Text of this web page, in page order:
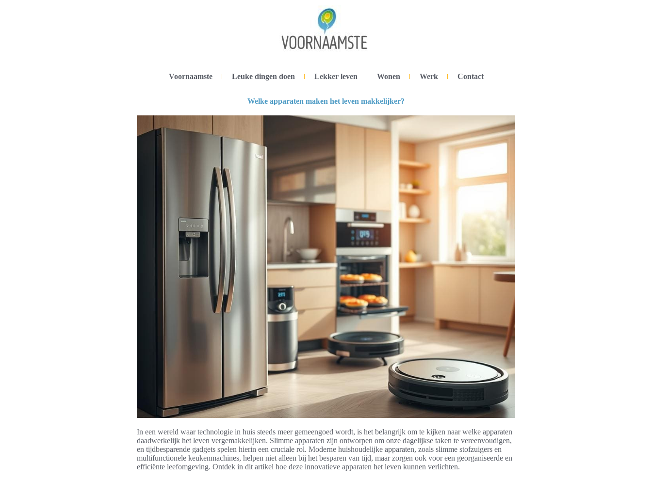
Voornaamste Leuke dingen doen Lekker leven Wonen Werk Contact
Welke apparaten maken het leven makkelijker?
In een wereld waar technologie in huis steeds meer gemeengoed wordt, is het belangrijk om te kijken naar welke apparaten
daadwerkelijk het leven vergemakkelijken. Slimme apparaten zijn ontworpen om onze dagelijkse taken te vereenvoudigen,
en tijdbesparende gadgets spelen hierin een cruciale rol. Moderne huishoudelijke apparaten, zoals slimme stofzuigers en
multifunctionele keukenmachines, helpen niet alleen bij het besparen van tijd, maar zorgen ook voor een georganiseerde en
efficiënte leefomgeving. Ontdek in dit artikel hoe deze innovatieve apparaten het leven kunnen verlichten.